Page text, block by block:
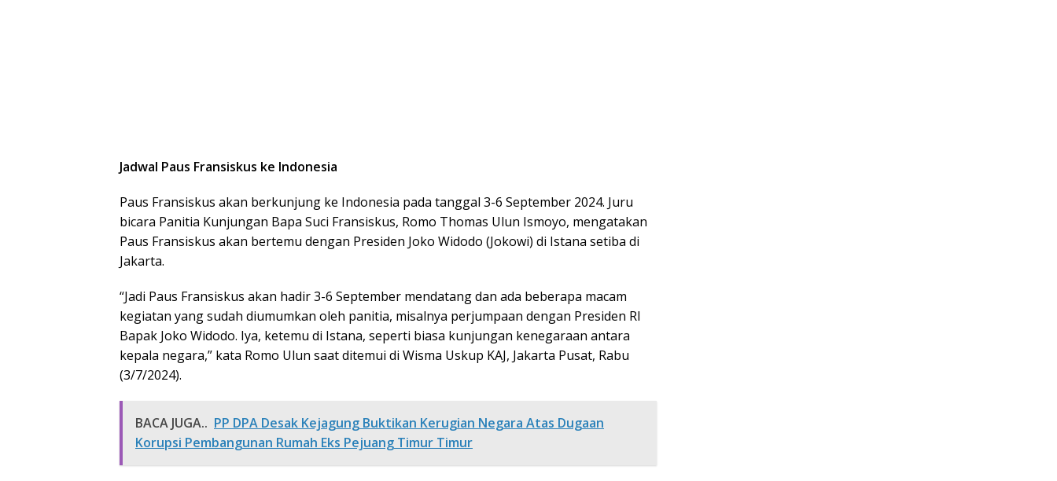
Jadwal Paus Fransiskus ke Indonesia
Paus Fransiskus akan berkunjung ke Indonesia pada tanggal 3-6 September 2024. Juru
bicara Panitia Kunjungan Bapa Suci Fransiskus, Romo Thomas Ulun Ismoyo, mengatakan
Paus Fransiskus akan bertemu dengan Presiden Joko Widodo (Jokowi) di Istana setiba di
Jakarta.
“Jadi Paus Fransiskus akan hadir 3-6 September mendatang dan ada beberapa macam
kegiatan yang sudah diumumkan oleh panitia, misalnya perjumpaan dengan Presiden RI
Bapak Joko Widodo. Iya, ketemu di Istana, seperti biasa kunjungan kenegaraan antara
kepala negara,” kata Romo Ulun saat ditemui di Wisma Uskup KAJ, Jakarta Pusat, Rabu
(3/7/2024).
BACA JUGA.. PP DPA Desak Kejagung Buktikan Kerugian Negara Atas Dugaan
Korupsi Pembangunan Rumah Eks Pejuang Timur Timur